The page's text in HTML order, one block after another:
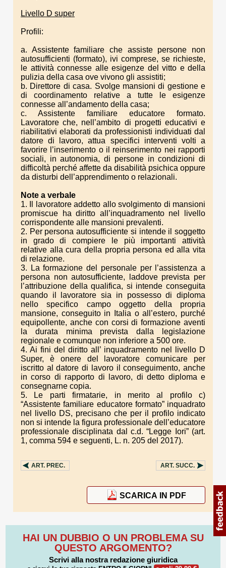
Livello D super
Profili:
a. Assistente familiare che assiste persone non
autosufficienti (formato), ivi comprese, se richieste,
le attività connesse alle esigenze del vitto e della
pulizia della casa ove vivono gli assistiti;
b. Direttore di casa. Svolge mansioni di gestione e
di coordinamento relative a tutte le esigenze
connesse all’andamento della casa;
c. Assistente familiare educatore formato.
Lavoratore che, nell’ambito di progetti educativi e
riabilitativi elaborati da professionisti individuati dal
datore di lavoro, attua specifici interventi volti a
favorire l’inserimento o il reinserimento nei rapporti
sociali, in autonomia, di persone in condizioni di
difficoltà perché affette da disabilità psichica oppure
da disturbi dell’apprendimento o relazionali.
Note a verbale
1. Il lavoratore addetto allo svolgimento di mansioni
promiscue ha diritto all’inquadramento nel livello
corrispondente alle mansioni prevalenti.
2. Per persona autosufficiente si intende il soggetto
in grado di compiere le più importanti attività
relative alla cura della propria persona ed alla vita
di relazione.
3. La formazione del personale per l’assistenza a
persona non autosufficiente, laddove prevista per
l’attribuzione della qualifica, si intende conseguita
quando il lavoratore sia in possesso di diploma
nello specifico campo oggetto della propria
mansione, conseguito in Italia o all’estero, purché
equipollente, anche con corsi di formazione aventi
la durata minima prevista dalla legislazione
regionale e comunque non inferiore a 500 ore.
4. Ai fini del diritto all’ inquadramento nel livello D
Super, è onere del lavoratore comunicare per
iscritto al datore di lavoro il conseguimento, anche
in corso di rapporto di lavoro, di detto diploma e
consegnarne copia.
5. Le parti firmatarie, in merito al profilo c)
“Assistente familiare educatore formato” inquadrato
nel livello DS, precisano che per il profilo indicato
non si intende la figura professionale dell’educatore
professionale disciplinata dal c.d. “Legge Iori” (art.
1, comma 594 e seguenti, L. n. 205 del 2017).
ART. PREC. ART. SUCC.
SCARICA IN PDF
HAI UN DUBBIO O UN PROBLEMA SU
QUESTO ARGOMENTO?
Scrivi alla nostra redazione giuridica